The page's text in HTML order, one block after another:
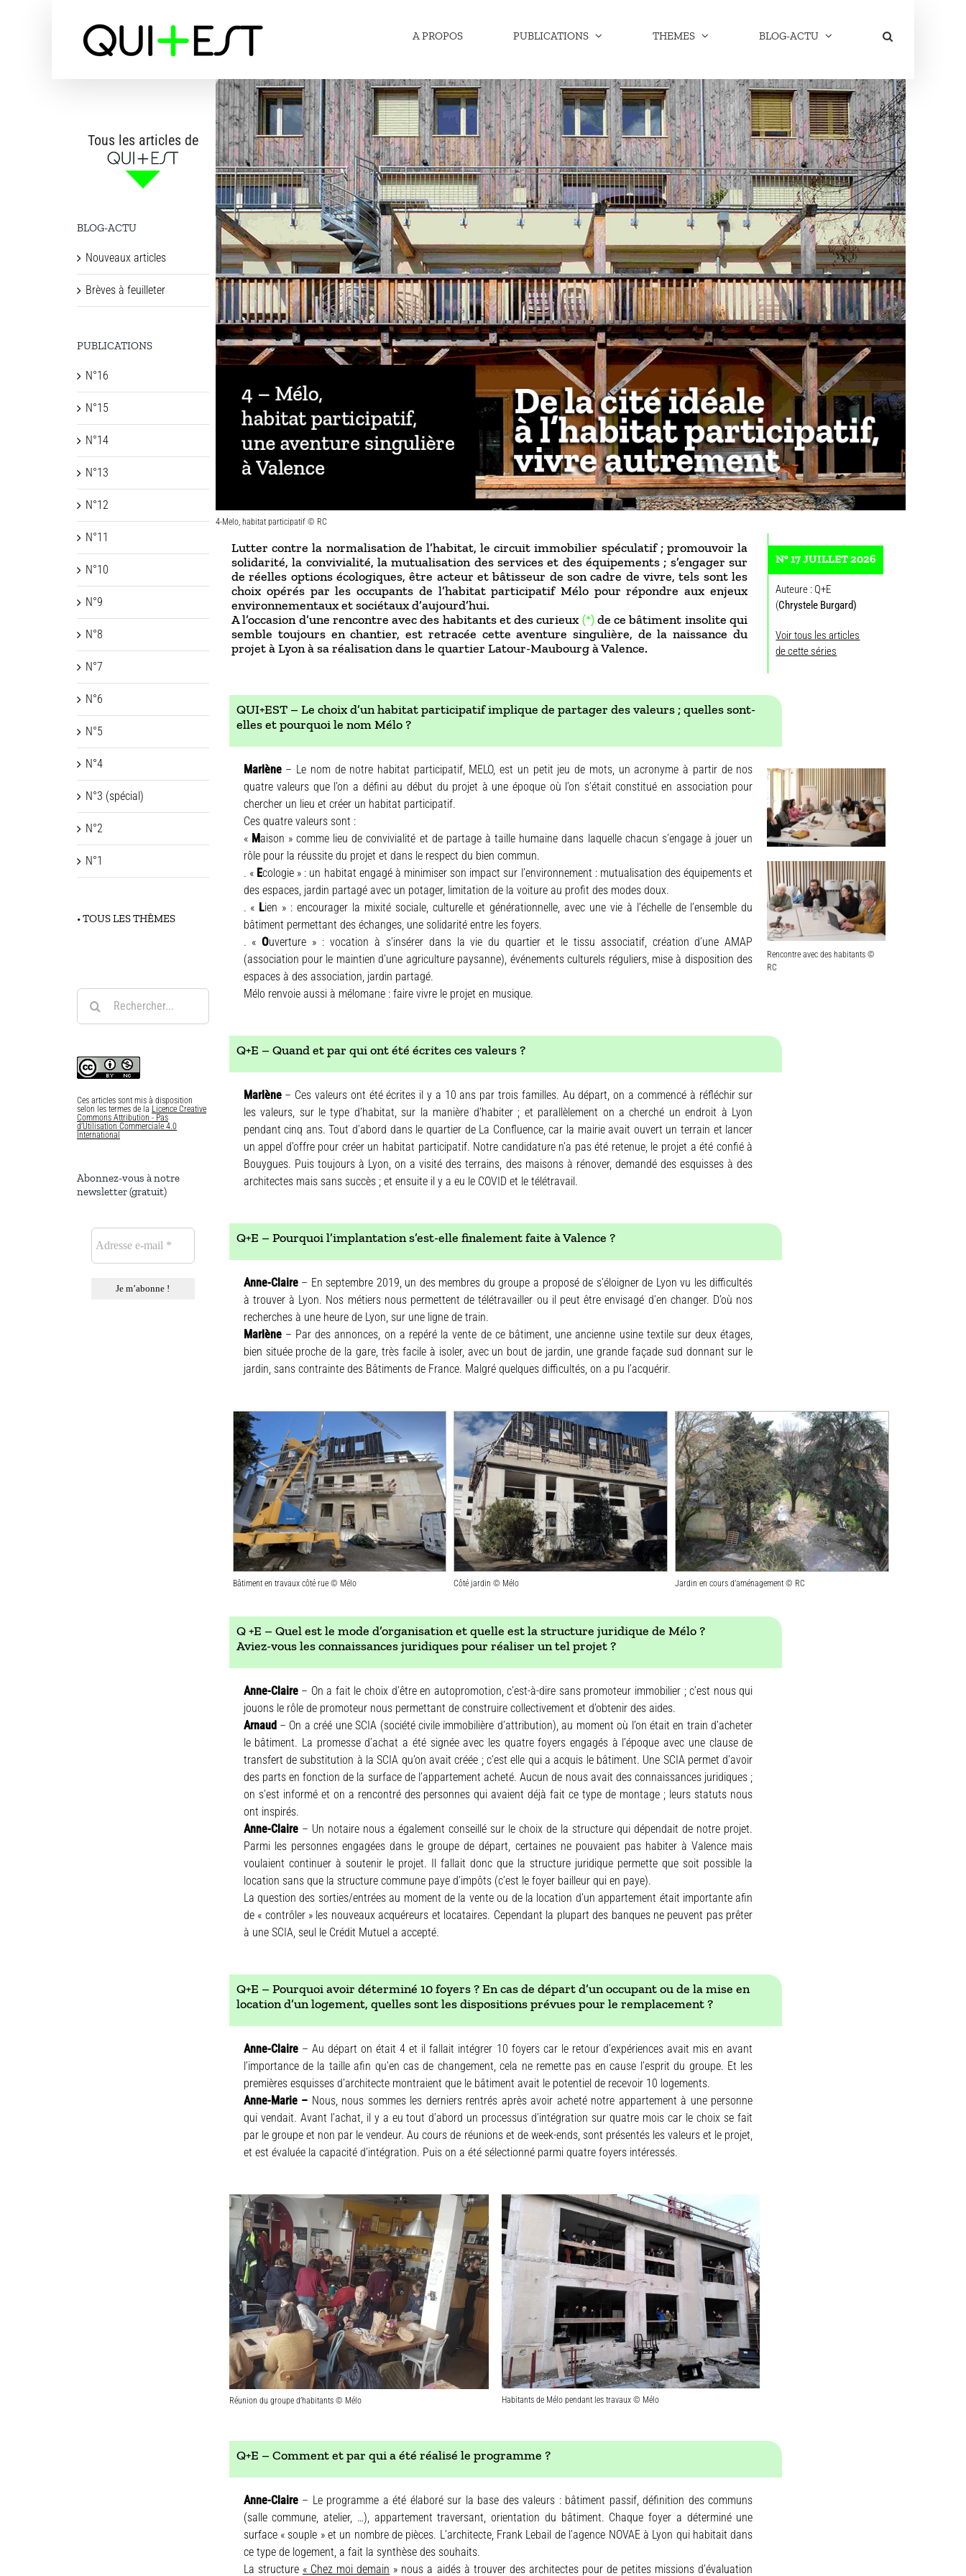
A PROPOS PUBLICATIONS THEMES BLOG-ACTU
4-Melo, habitat participatif © RC
Lutter contre la normalisation de l’habitat, le circuit immobilier spéculatif ; promouvoir la
solidarité, la convivialité, la mutualisation des services et des équipements ; s’engager sur
de réelles options écologiques, être acteur et bâtisseur de son cadre de vivre, tels sont les
choix opérés par les occupants de l’habitat participatif Mélo pour répondre aux enjeux
environnementaux et sociétaux d’aujourd’hui.
A l’occasion d’une rencontre avec des habitants et des curieux(*)​de ce bâtiment insolite qui
semble toujours en chantier, est retracée cette aventure singulière, de la naissance du
projet à Lyon à sa réalisation dans le quartier Latour-Maubourg à Valence.
N° 17 JUILLET 2026
Auteure : Q+E
(Chrystele Burgard)
Voir tous les articles
de cette séries
QUI+EST – Le choix d’un habitat participatif implique de partager des valeurs ; quelles sont-
elles et pourquoi le nom Mélo ?
Marlène– Le nom de notre habitat participatif, MELO, est un petit jeu de mots, un acronyme à partir de nos
quatre valeurs que l’on a défini au début du projet à une époque où l’on s’était constitué en association pour
chercher un lieu et créer un habitat participatif.
Ces quatre valeurs sont :
« Maison » comme lieu de convivialité et de partage à taille humaine dans laquelle chacun s’engage à jouer un
rôle pour la réussite du projet et dans le respect du bien commun.
. «Ecologie » : un habitat engagé à minimiser son impact sur l’environnement : mutualisation des équipements et
des espaces, jardin partagé avec un potager, limitation de la voiture au profit des modes doux.
. « Lien » : encourager la mixité sociale, culturelle et générationnelle, avec une vie à l’échelle de l’ensemble du
bâtiment permettant des échanges, une solidarité entre les foyers.
. «Ouverture » : vocation à s’insérer dans la vie du quartier et le tissu associatif, création d’une AMAP
(association pour le maintien d’une agriculture paysanne), événements culturels réguliers, mise à disposition des
espaces à des association, jardin partagé.
Mélo renvoie aussi à mélomane : faire vivre le projet en musique.
Rencontre avec des habitants ©
RC
Q+E – Quand et par qui ont été écrites ces valeurs ?
Marlène– Ces valeurs ont été écrites il y a 10 ans par trois familles. Au départ, on a commencé à réfléchir sur
les valeurs, sur le type d’habitat, sur la manière d’habiter ; et parallèlement on a cherché un endroit à Lyon
pendant cinq ans. Tout d’abord dans le quartier de La Confluence, car la mairie avait ouvert un terrain et lancer
un appel d’offre pour créer un habitat participatif. Notre candidature n’a pas été retenue, le projet a été confié à
Bouygues. Puis toujours à Lyon, on a visité des terrains, des maisons à rénover, demandé des esquisses à des
architectes mais sans succès ; et ensuite il y a eu le COVID et le télétravail.
Q+E – Pourquoi l’implantation s’est-elle finalement faite à Valence ?
Anne-Claire– En septembre 2019, un des membres du groupe a proposé de s’éloigner de Lyon vu les difficultés
à trouver à Lyon. Nos métiers nous permettent de télétravailler ou il peut être envisagé d’en changer. D’où nos
recherches à une heure de Lyon, sur une ligne de train.
Marlène– Par des annonces, on a repéré la vente de ce bâtiment, une ancienne usine textile sur deux étages,
bien située proche de la gare, très facile à isoler, avec un bout de jardin, une grande façade sud donnant sur le
jardin, sans contrainte des Bâtiments de France. Malgré quelques difficultés, on a pu l’acquérir.
Bâtiment en travaux côté rue © Mélo Côté jardin © Mélo Jardin en cours d’aménagement © RC
Q +E – Quel est le mode d’organisation et quelle est la structure juridique de Mélo ?
Aviez-vous les connaissances juridiques pour réaliser un tel projet ?
Anne-Claire – On a fait le choix d’être en autopromotion, c’est-à-dire sans promoteur immobilier ; c’est nous qui
jouons le rôle de promoteur nous permettant de construire collectivement et d’obtenir des aides.
Arnaud – On a créé une SCIA (société civile immobilière d’attribution), au moment où l’on était en train d’acheter
le bâtiment. La promesse d’achat a été signée avec les quatre foyers engagés à l’époque avec une clause de
transfert de substitution à la SCIA qu’on avait créée ; c’est elle qui a acquis le bâtiment. Une SCIA permet d’avoir
des parts en fonction de la surface de l’appartement acheté. Aucun de nous avait des connaissances juridiques ;
on s’est informé et on a rencontré des personnes qui avaient déjà fait ce type de montage ; leurs statuts nous
ont inspirés.
Anne-Claire– Un notaire nous a également conseillé sur le choix de la structure qui dépendait de notre projet.
Parmi les personnes engagées dans le groupe de départ, certaines ne pouvaient pas habiter à Valence mais
voulaient continuer à soutenir le projet. Il fallait donc que la structure juridique permette que soit possible la
location sans que la structure commune paye d’impôts (c’est le foyer bailleur qui en paye).
La question des sorties/entrées au moment de la vente ou de la location d’un appartement était importante afin
de « contrôler » les nouveaux acquéreurs et locataires. Cependant la plupart des banques ne peuvent pas prêter
à une SCIA, seul le Crédit Mutuel a accepté.
Q+E – Pourquoi avoir déterminé 10 foyers ? En cas de départ d’un occupant ou de la mise en
location d’un logement, quelles sont les dispositions prévues pour le remplacement ?
Anne-Claire – Au départ on était 4 et il fallait intégrer 10 foyers car le retour d’expériences avait mis en avant
l’importance de la taille afin qu’en cas de changement, cela ne remette pas en cause l’esprit du groupe. Et les
premières esquisses d’architecte montraient que le bâtiment avait le potentiel de recevoir 10 logements.
Anne-Marie – Nous, nous sommes les derniers rentrés après avoir acheté notre appartement à une personne
qui vendait. Avant l’achat, il y a eu tout d’abord un processus d’intégration sur quatre mois car le choix se fait
par le groupe et non par le vendeur. Au cours de réunions et de week-ends, sont présentés les valeurs et le projet,
et est évaluée la capacité d’intégration. Puis on a été sélectionné parmi quatre foyers intéressés.
Réunion du groupe d’habitants © Mélo Habitants de Mélo pendant les travaux © Mélo
Q+E – Comment et par qui a été réalisé le programme ?
Anne-Claire – Le programme a été élaboré sur la base des valeurs : bâtiment passif, définition des communs
(salle commune, atelier, …), appartement traversant, orientation du bâtiment. Chaque foyer a déterminé une
surface « souple » et un nombre de pièces. L’architecte, Frank Lebail de l’agence NOVAE à Lyon qui habitait dans
ce type de logement, a fait la synthèse des souhaits.
La structure « Chez moi demain » nous a aidés à trouver des architectes pour de petites missions d’évaluation
Tous les articles de
BLOG-ACTU
Nouveaux articles
Brèves à feuilleter
PUBLICATIONS
N°16
N°15
N°14
N°13
N°12
N°11
N°10
N°9
N°8
N°7
N°6
N°5
N°4
N°3 (spécial)
N°2
N°1
• TOUS LES THÈMES
Rechercher:
Ces articles sont mis à disposition
selon les termes de la Licence Creative
Commons Attribution - Pas
d’Utilisation Commerciale 4.0
International
Abonnez-vous à notre
newsletter (gratuit)